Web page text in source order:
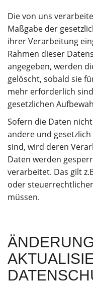
Die von uns
Maßgabe der
ihrer Verarbeitung
Rahmen dieser
angegeben, werden
gelöscht, sobald sie
mehr erforderlich
gesetzlichen
Sofern die Daten
andere und
sind, wird deren
Daten werden
verarbeitet. Das gilt
oder
müssen.